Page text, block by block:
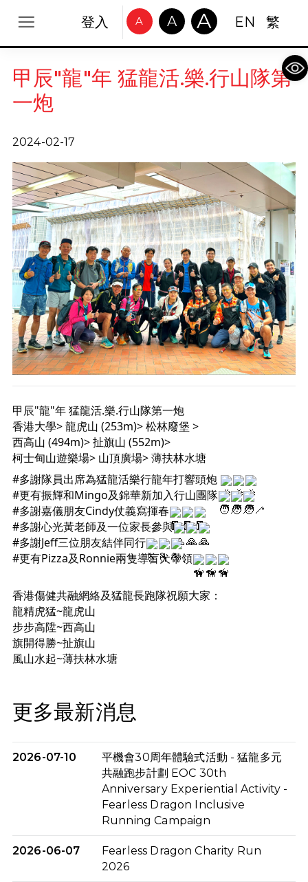
登入 A A A EN 繁
甲辰"龍"年 猛龍活.樂.行山隊第
一炮
2024-02-17
甲辰"龍"年 猛龍活.樂.行山隊第一炮
香港大學> 龍虎山 (253m)> 松林廢堡 >
西高山 (494m)> 扯旗山 (552m)>
柯士甸山遊樂場> 山頂廣場> 薄扶林水塘
#多謝隊員出席為猛龍活樂行龍年打響頭炮
#更有振輝和Mingo及錦華新加入行山團隊
#多謝嘉儀朋友Cindy仗義寫揮春
#多謝心光黃老師及一位家長參與
#多謝Jeff三位朋友結伴同行
#更有Pizza及Ronnie兩隻導盲犬帶領
香港傷健共融網絡及猛龍長跑隊祝願大家：
龍精虎猛~龍虎山
步步高陞~西高山
旗開得勝~扯旗山
風山水起~薄扶林水塘
更多最新消息
2026-07-10
平機會30周年體驗式活動 - 猛龍多元
共融跑步計劃 EOC 30th
Anniversary Experiential Activity -
Fearless Dragon Inclusive
Running Campaign
2026-06-07
Fearless Dragon Charity Run
2026